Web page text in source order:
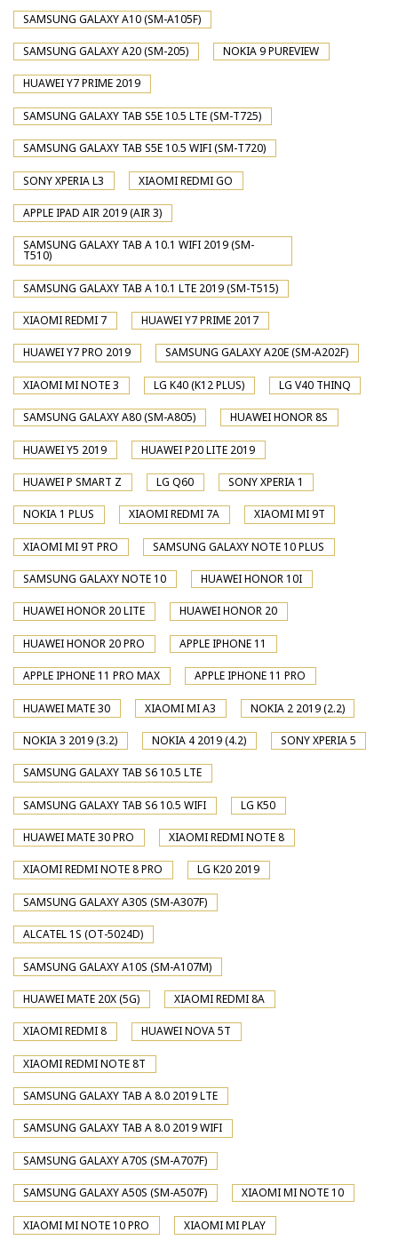
SAMSUNG GALAXY A10 (SM-A105F)
SAMSUNG GALAXY A20 (SM-205) NOKIA 9 PUREVIEW
HUAWEI Y7 PRIME 2019
SAMSUNG GALAXY TAB S5E 10.5 LTE (SM-T725)
SAMSUNG GALAXY TAB S5E 10.5 WIFI (SM-T720)
SONY XPERIA L3 XIAOMI REDMI GO
APPLE IPAD AIR 2019 (AIR 3)
SAMSUNG GALAXY TAB A 10.1 WIFI 2019 (SM-
T510)
SAMSUNG GALAXY TAB A 10.1 LTE 2019 (SM-T515)
XIAOMI REDMI 7 HUAWEI Y7 PRIME 2017
HUAWEI Y7 PRO 2019 SAMSUNG GALAXY A20E (SM-A202F)
XIAOMI MI NOTE 3 LG K40 (K12 PLUS) LG V40 THINQ
SAMSUNG GALAXY A80 (SM-A805) HUAWEI HONOR 8S
HUAWEI Y5 2019 HUAWEI P20 LITE 2019
HUAWEI P SMART Z LG Q60 SONY XPERIA 1
NOKIA 1 PLUS XIAOMI REDMI 7A XIAOMI MI 9T
XIAOMI MI 9T PRO SAMSUNG GALAXY NOTE 10 PLUS
SAMSUNG GALAXY NOTE 10 HUAWEI HONOR 10I
HUAWEI HONOR 20 LITE HUAWEI HONOR 20
HUAWEI HONOR 20 PRO APPLE IPHONE 11
APPLE IPHONE 11 PRO MAX APPLE IPHONE 11 PRO
HUAWEI MATE 30 XIAOMI MI A3 NOKIA 2 2019 (2.2)
NOKIA 3 2019 (3.2) NOKIA 4 2019 (4.2) SONY XPERIA 5
SAMSUNG GALAXY TAB S6 10.5 LTE
SAMSUNG GALAXY TAB S6 10.5 WIFI LG K50
HUAWEI MATE 30 PRO XIAOMI REDMI NOTE 8
XIAOMI REDMI NOTE 8 PRO LG K20 2019
SAMSUNG GALAXY A30S (SM-A307F)
ALCATEL 1S (OT-5024D)
SAMSUNG GALAXY A10S (SM-A107M)
HUAWEI MATE 20X (5G) XIAOMI REDMI 8A
XIAOMI REDMI 8 HUAWEI NOVA 5T
XIAOMI REDMI NOTE 8T
SAMSUNG GALAXY TAB A 8.0 2019 LTE
SAMSUNG GALAXY TAB A 8.0 2019 WIFI
SAMSUNG GALAXY A70S (SM-A707F)
SAMSUNG GALAXY A50S (SM-A507F) XIAOMI MI NOTE 10
XIAOMI MI NOTE 10 PRO XIAOMI MI PLAY